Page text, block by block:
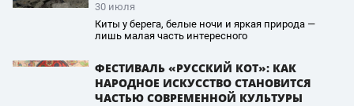
30 июля
Киты у берега, белые ночи и яркая природа —
лишь малая часть интересного
ФЕСТИВАЛЬ «РУССКИЙ КОТ»: КАК
НАРОДНОЕ ИСКУССТВО СТАНОВИТСЯ
ЧАСТЬЮ СОВРЕМЕННОЙ КУЛЬТУРЫ